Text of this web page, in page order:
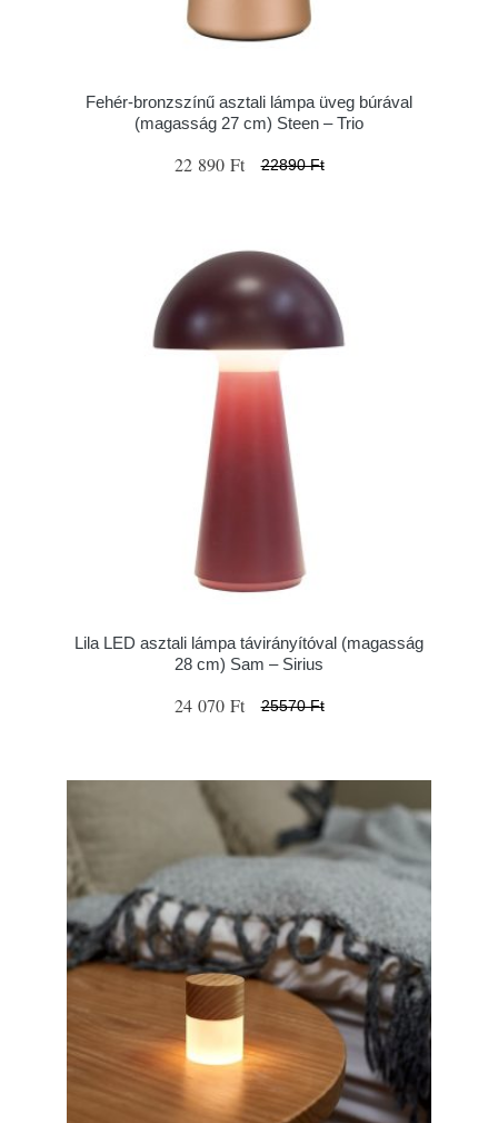
Fehér-bronzszínű asztali lámpa üveg búrával
(magasság 27 cm) Steen – Trio
22 890 Ft 22890 Ft
Lila LED asztali lámpa távirányítóval (magasság
28 cm) Sam – Sirius
24 070 Ft 25570 Ft